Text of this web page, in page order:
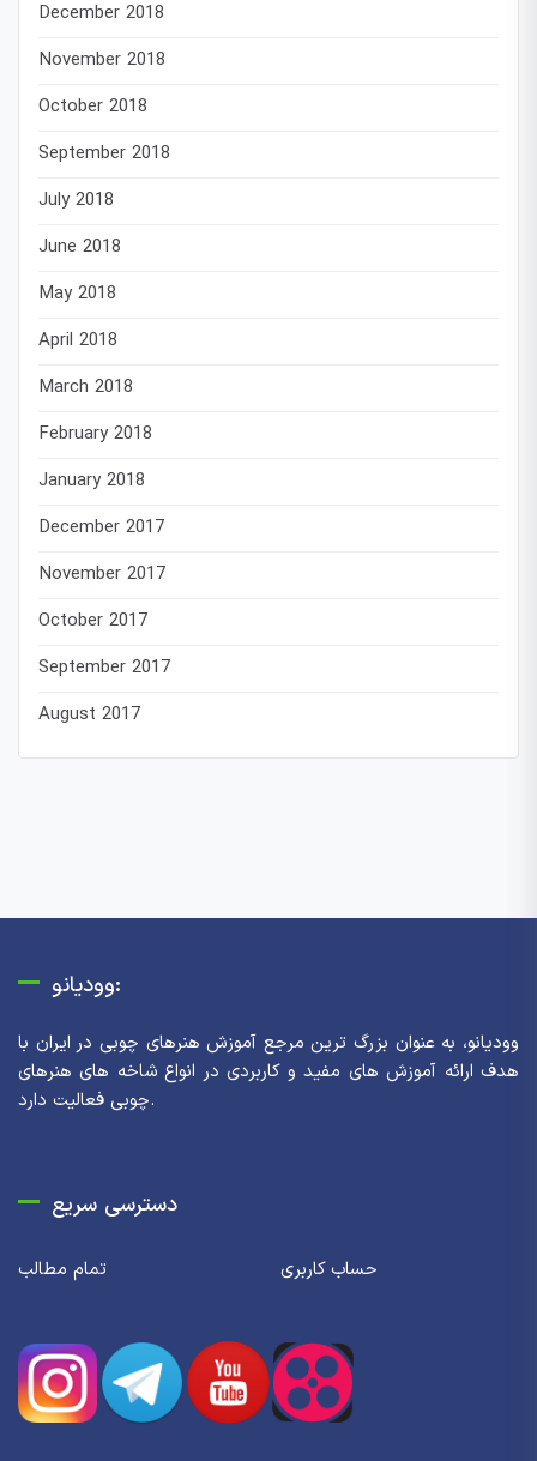
December 2018
November 2018
October 2018
September 2018
July 2018
June 2018
May 2018
April 2018
March 2018
February 2018
January 2018
December 2017
November 2017
October 2017
September 2017
August 2017
وودیانو:
وودیانو، به عنوان بزرگ ترین مرجع آموزش هنرهای چوبی در ایران با
هدف ارائه آموزش های مفید و کاربردی در انواع شاخه های هنرهای
چوبی فعالیت دارد.
دسترسی سریع
تمام مطالب حساب کاربری